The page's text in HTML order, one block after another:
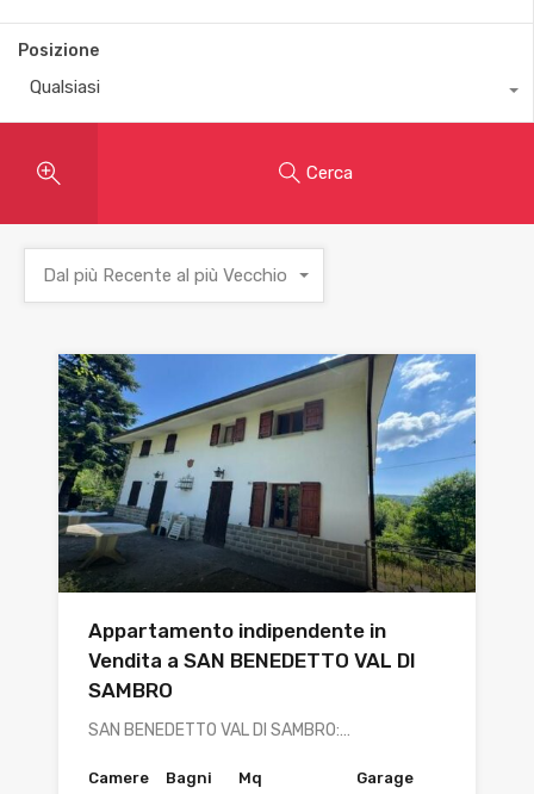
Posizione
Qualsiasi
Cerca
Dal più Recente al più Vecchio
Appartamento indipendente in
Vendita a SAN BENEDETTO VAL DI
SAMBRO
SAN BENEDETTO VAL DI SAMBRO:…
Camere Bagni Mq Garage